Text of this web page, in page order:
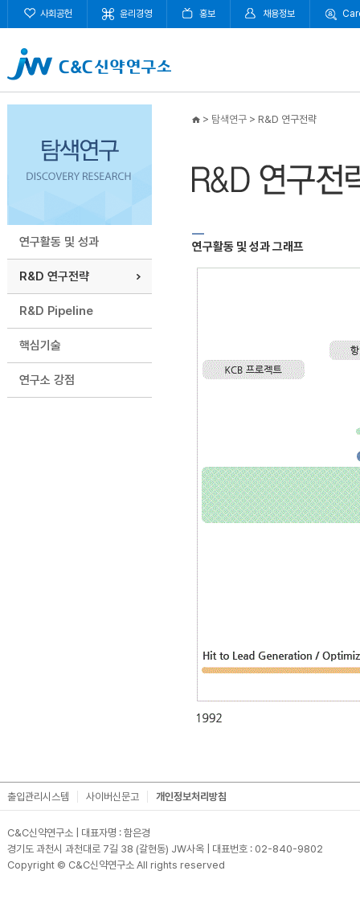
사회공헌 윤리경영 홍보 채용정보
연구활동 및 성과
R&D 연구전략
R&D Pipeline
핵심기술
연구소 강점
> 탐색연구 > R&D 연구전략
연구활동 및 성과 그래프
출입관리시스템 사이버신문고 개인정보처리방침
C&C신약연구소 | 대표자명 : 함은경
경기도 과천시 과천대로 7길 38 (갈현동) JW사옥 | 대표번호 : 02-840-9802
Copyright © C&C신약연구소 All rights reserved